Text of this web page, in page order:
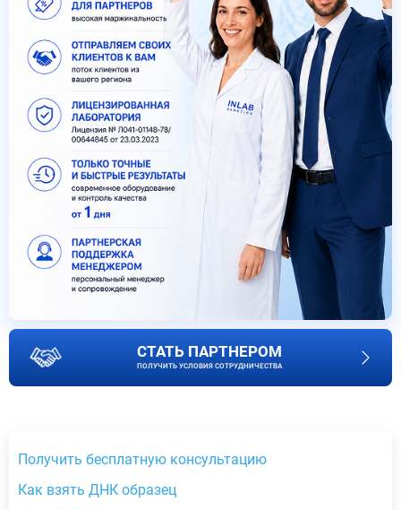
СТАТЬ ПАРТНЕРОМ
ПОЛУЧИТЬ УСЛОВИЯ СОТРУДНИЧЕСТВА
Получить бесплатную консультацию
Как взять ДНК образец